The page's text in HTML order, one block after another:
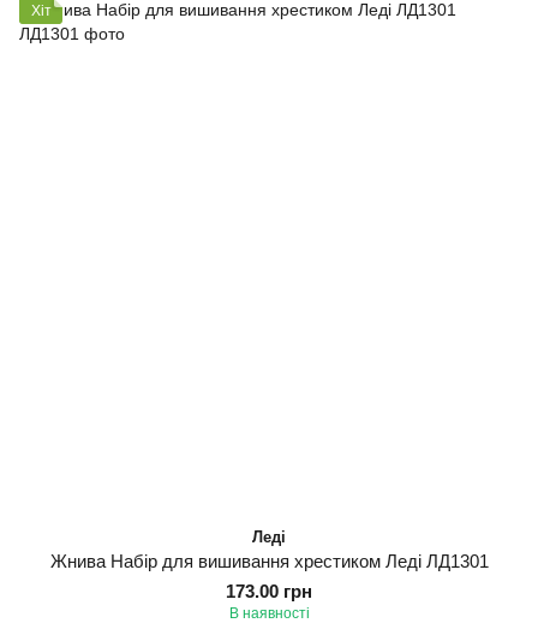
Хіт
Леді
Жнива Набір для вишивання хрестиком Леді ЛД1301
173.00 грн
В наявності